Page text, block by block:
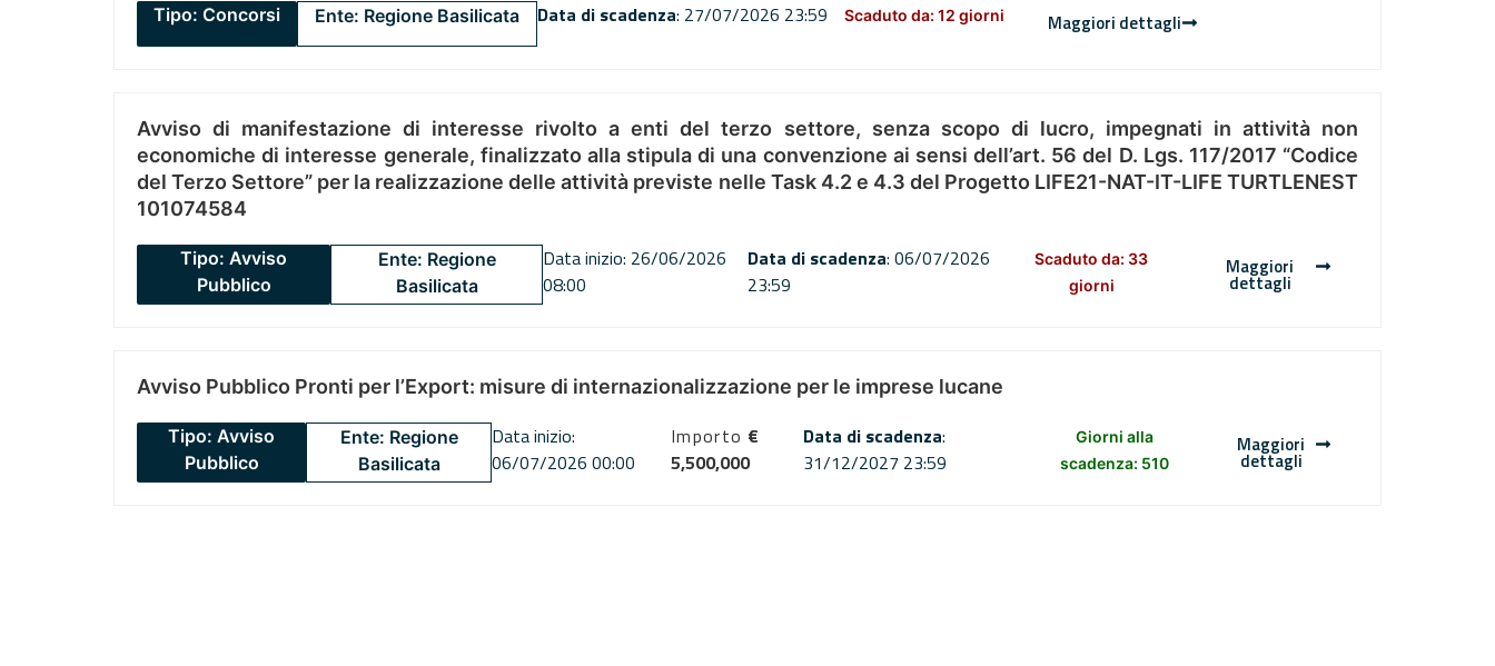
Tipo: Concorsi Ente: Regione Basilicata Data di scadenza: 27/07/2026 23:59 Scaduto da: 12 giorni Maggiori dettagli
Avviso di manifestazione di interesse rivolto a enti del terzo settore, senza scopo di lucro, impegnati in attività non
economiche di interesse generale, finalizzato alla stipula di una convenzione ai sensi dell’art. 56 del D. Lgs. 117/2017 “Codice
del Terzo Settore” per la realizzazione delle attività previste nelle Task 4.2 e 4.3 del Progetto LIFE21-NAT-IT-LIFE TURTLENEST
101074584
Tipo: Avviso
Pubblico
Ente: Regione
Basilicata
Data inizio: 26/06/2026
08:00
Data di scadenza: 06/07/2026
23:59
Scaduto da: 33
giorni
Maggiori
dettagli
Avviso Pubblico Pronti per l’Export: misure di internazionalizzazione per le imprese lucane
Tipo: Avviso
Pubblico
Ente: Regione
Basilicata
Data inizio:
06/07/2026 00:00
Importo €
5,500,000
Data di scadenza:
31/12/2027 23:59
Giorni alla
scadenza: 510
Maggiori
dettagli